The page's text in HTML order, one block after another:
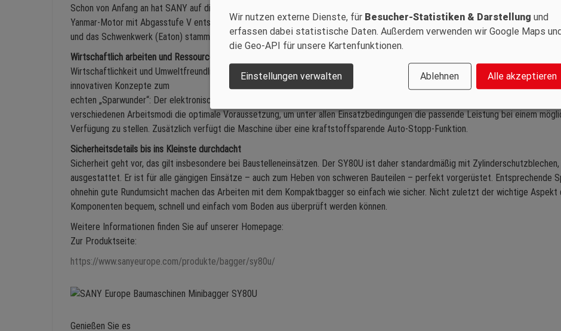
Schon von Anfang an hat SANY auf die Zuverlässigkeit von Kernkomponenten namhafter Hersteller gebaut. Bei dem
Yanmar-Motor mit Abgasstufe V entschieden, der die Ansprüche europäischer Kunden erfüllt – und noch wichtiger: allen
und das Schwenkwerk (Eaton) stammen ebenfalls von Markenherstellern.
Wirtschaftlich arbeiten und Ressourcen schonen
Wirtschaftlichkeit und Umweltfreundlichkeit widersprechen sich beim SY80U nicht. Neben einem guten Preis-/Leistungsverhältnis
innovativen Konzepte zum
echten „Sparwunder“: Der elektronisch angesteuerte Lüfter bietet in Kombination mit dem Diesel Partikelfilter (DPF) und Diesel-
verschiedenen Arbeitsmodi die optimale Voraussetzung, um unter allen Einsatzbedingungen die passende Leistung bei einem
Verfügung zu stellen. Zusätzlich verfügt die Maschine über eine kraftstoffsparende Auto-Stopp-Funktion.
Sicherheitsdetails bis ins Kleinste durchdacht
Sicherheit geht vor, das gilt insbesondere bei Baustelleneinsätzen. Der SY80U ist daher standardmäßig mit
ausgestattet. Er ist für alle gängigen Einsätze – auch zum Heben von schweren Bauteilen – perfekt vorgerüstet. Entsprechende
ohnehin gute Rundumsicht machen das Arbeiten mit dem Kompaktbagger so einfach wie sicher. Nicht zuletzt der wichtige
Komponenten bequem, schnell und einfach vom Boden aus überprüft werden können.
Weitere Informationen finden Sie auf unserer Homepage:
Zur Produktseite:
https://www.sanyeurope.com/produkte/bagger/sy80u/
Genießen Sie es
Wir nutzen externe Dienste, für Besucher-Statistiken & Darstellung und
erfassen dabei statistische Daten. Außerdem verwenden wir Google Maps und
die Geo-API für unsere Kartenfunktionen.
Einstellungen verwalten Ablehnen Alle akzeptieren